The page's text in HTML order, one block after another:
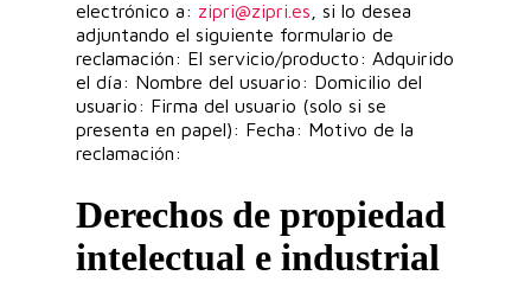
electrónico a: zipri@zipri.es , si lo desea
adjuntando el siguiente formulario de
reclamación: El servicio/producto: Adquirido
el día: Nombre del usuario: Domicilio del
usuario: Firma del usuario (solo si se
presenta en papel): Fecha: Motivo de la
reclamación:
Derechos de propiedad
intelectual e industrial